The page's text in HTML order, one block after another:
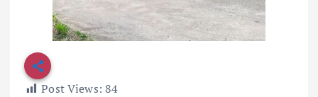
Post Views: 84